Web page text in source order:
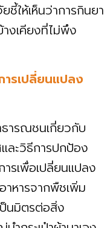
ให้เห็นว่าการกินยา
งเคียงที่ไม่พึง
รเปลี่ยนแปลง
ธารณชนเกี่ยวกับ
ละวิธีการปกป้อง
รเพื่อเปลี่ยนแปลง
าหารจากพืชเพิ่ม
นมิตรต่อสิ่ง